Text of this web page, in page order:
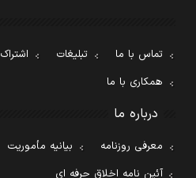
تماس با ما تبلیغات اشتراک
همکاری با ما
درباره ما
معرفی روزنامه
بیانیه مأموریت
آئین نامه اخلاق حرفه ای